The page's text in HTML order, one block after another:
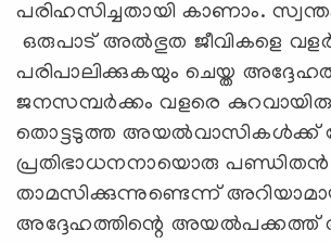
പരിഹസിച്ചതായി കാണാം.
ഒരുപാട് അല്‍ഭുത ജീവികളെ
പരിപാലിക്കുകയും ചെയ്ത
ജനസമ്പർക്കം വളരെ
തൊട്ടടുത്ത അയൽവാസികൾക്ക്
പ്രതിഭാധനനായൊരു പണ്ഡിതൻ
താമസിക്കുന്നുണ്ടെന്ന്
അദ്ദേഹത്തിന്റെ അയൽപക്കത്ത്